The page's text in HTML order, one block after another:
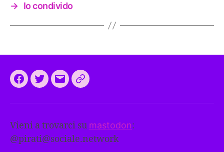
→ Io condivido
Facebook
TwitterEmailCEEP
programma
comune
Vieni a trovarci su mastodon:
@pirati@sociale.network